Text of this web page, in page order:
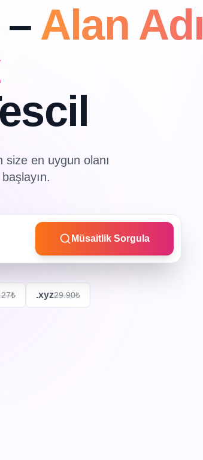
Alan Adı
size en uygun olanı
Müsaitlik Sorgula
.xyz29.90₺